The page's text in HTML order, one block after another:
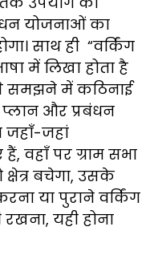
योजनाओं का
साथ ही “वर्किंग
में लिखा होता है
समझने में कठिनाई
और प्रबंधन
जहाँ-जहां
वहाँ पर ग्राम सभा
बचेगा, उसके
या पुराने वर्किंग
यही होना